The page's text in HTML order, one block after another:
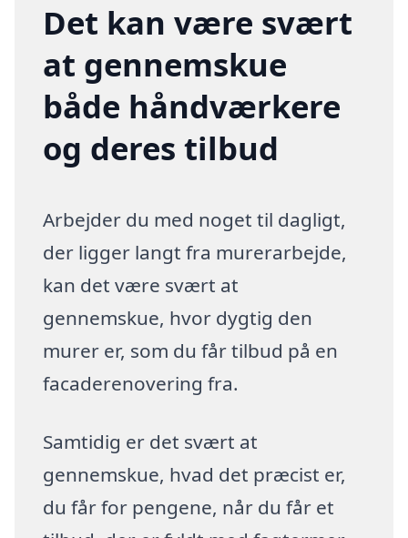
Det kan være svært
at gennemskue
både håndværkere
og deres tilbud
Arbejder du med noget til dagligt,
der ligger langt fra murerarbejde,
kan det være svært at
gennemskue, hvor dygtig den
murer er, som du får tilbud på en
facaderenovering fra.
Samtidig er det svært at
gennemskue, hvad det præcist er,
du får for pengene, når du får et